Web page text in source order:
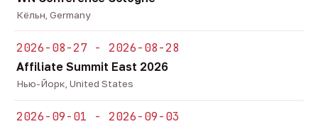
Кёльн, Germany
2026-08-27 - 2026-08-28
Affiliate Summit East 2026
Нью-Йорк, United States
2026-09-01 - 2026-09-03